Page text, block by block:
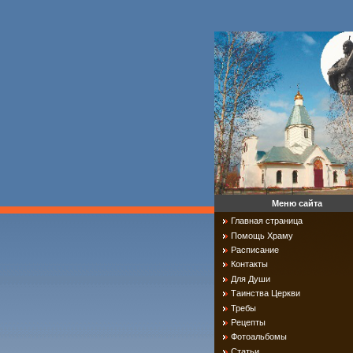
Меню сайта
Главная страница
Помощь Храму
Расписание
Контакты
Для Души
Таинства Церкви
Требы
Рецепты
Фотоальбомы